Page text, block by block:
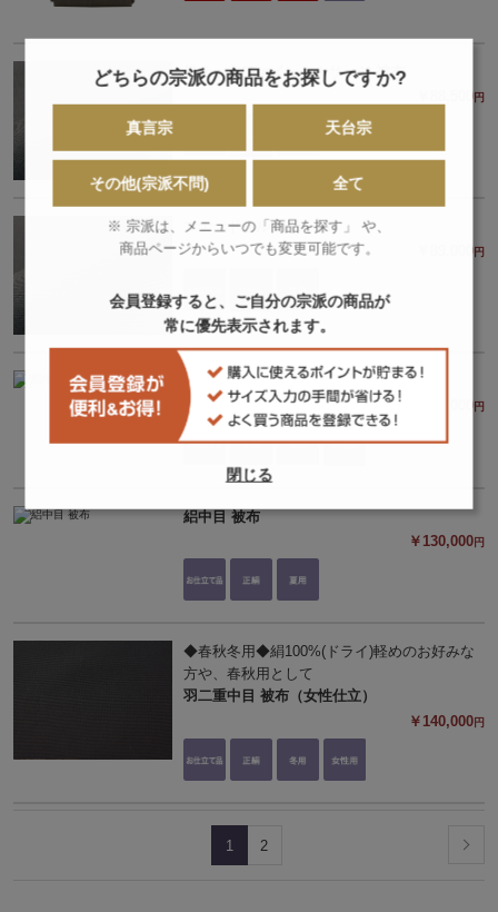
黒ミックファインセルサージ 被布
￥88,500円
マナードセル 被布
￥89,000円
絽中目 被布（女性仕立）
￥130,000円
絽中目 被布
￥130,000円
◆春秋冬用◆絹100%(ドライ)軽めのお好みな
方や、春秋用として
羽二重中目 被布（女性仕立）
￥140,000円
1 2
どちらの宗派の商品をお探しですか?
真言宗 天台宗
その他(宗派不問) 全て
※ 宗派は、メニューの「商品を探す」 や、
商品ページからいつでも変更可能です。
会員登録すると、ご自分の宗派の商品が
常に優先表示されます。
閉じる